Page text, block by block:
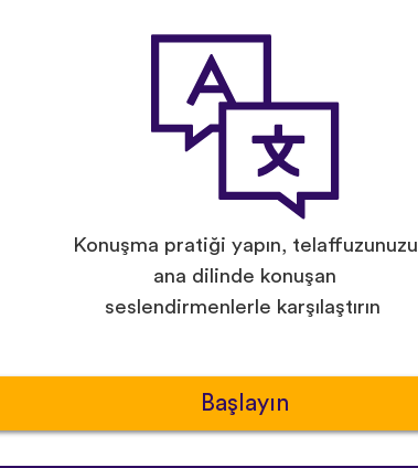
Konuşma pratiği yapın, telaffuzunuzu
ana dilinde konuşan
seslendirmenlerle karşılaştırın
Başlayın